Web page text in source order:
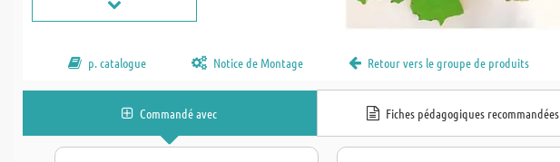
p. catalogue Notice de Montage Retour vers le groupe de produits
Commandé avec Fiches pédagogiques recommandées